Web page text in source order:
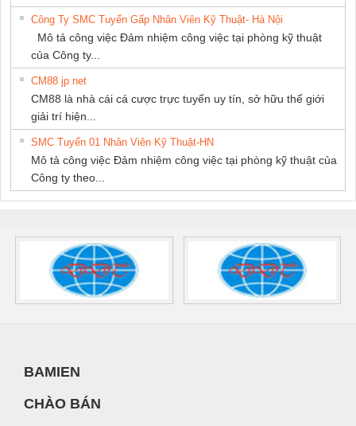
Công Ty SMC Tuyển Gấp Nhân Viên Kỹ Thuật- Hà Nội
Mô tả công việc Đảm nhiệm công việc tại phòng kỹ thuật
của Công ty...
CM88 jp net
CM88 là nhà cái cá cược trực tuyến uy tín, sở hữu thế giới
giải trí hiện...
SMC Tuyển 01 Nhân Viên Kỹ Thuật-HN
Mô tả công việc Đảm nhiệm công việc tại phòng kỹ thuật của
Công ty theo...
BAMIEN
CHÀO BÁN